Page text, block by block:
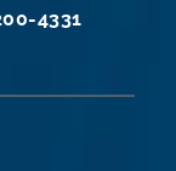
4331